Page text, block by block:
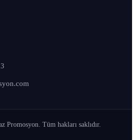
Promosyon. Tüm hakları saklıdır.